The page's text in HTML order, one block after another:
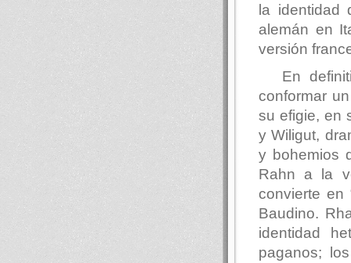
la
alemán en
versión
En
conformar
su efigie, en
y Wiligut,
y bohemios
Rahn a la
convierte en
Baudino.
identidad
paganos;